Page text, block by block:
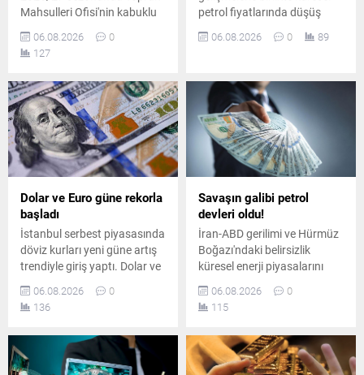
Mahsulleri Ofisi'nin kabuklu
fındık alım fiyatlarını
duyurdu. Giresun kalite
fındık 255 lira, levant kalite
250 liradan alınacak.
06.08.2026
0
127
petrol fiyatlarında düşüş
yaşansa da iç piyasadaki
pompa fiyatları aynı kaldı.
vergi artışına aktarıldı.
06.08.2026 0 89
Dolar ve Euro güne rekorla
başladı
İstanbul serbest piyasasında
döviz kurları yeni güne artış
trendiyle giriş yaptı. Dolar ve
seviyelerinin üzerine çıkarak
piyasalarda hareketli bir
06.08.2026
0
136
Savaşın galibi petrol
devleri oldu!
İran-ABD gerilimi ve Hürmüz
Boğazı'ndaki belirsizlik
küresel enerji piyasalarını
büyük sekiz petrol şirketi yılın
ikinci çeyreğinde toplam 93
06.08.2026
0
115